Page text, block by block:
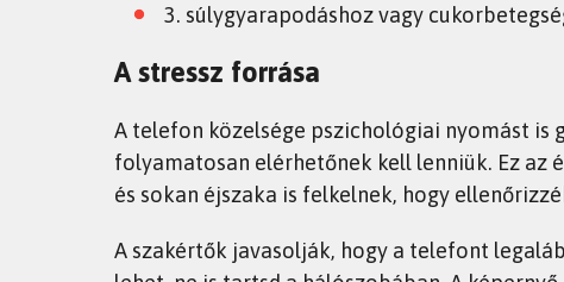
3. súlygyarapodáshoz vagy
A stressz forrása
A telefon közelsége pszichológiai nyomást is
folyamatosan elérhetőnek kell lenniük. Ez az
és sokan éjszaka is felkelnek, hogy
A szakértők javasolják, hogy a telefont